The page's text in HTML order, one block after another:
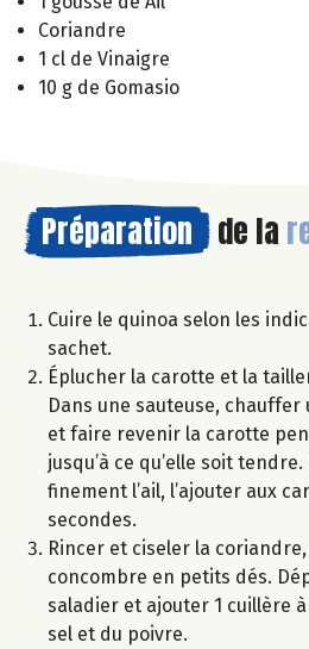
Coriandre
1 cl de Vinaigre
10 g de Gomasio
Préparation de la
Cuire le quinoa selon les
sachet.
Éplucher la carotte et la
Dans une sauteuse, chauffer
et faire revenir la carotte
jusqu’à ce qu’elle soit
finement l’ail, l’ajouter aux
secondes.
Rincer et ciseler la
concombre en petits dés.
saladier et ajouter 1 cuillère
sel et du poivre.